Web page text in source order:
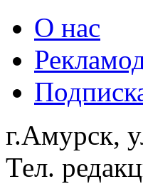
О нас
г.Амурск,
Тел.